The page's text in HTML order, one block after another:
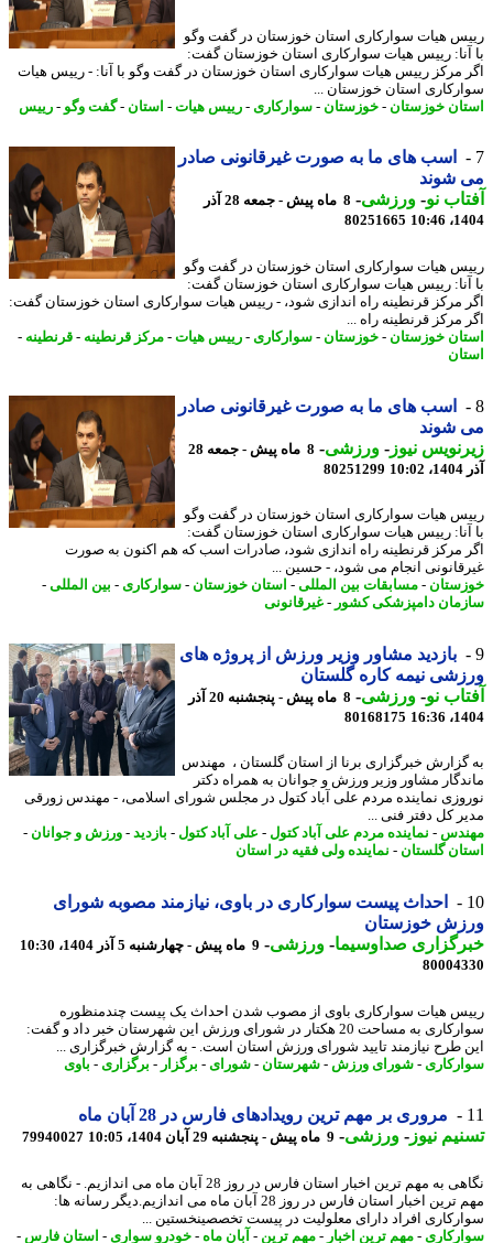
هیات سوارکاری استان خوزستان در گفت وگو
رییس هیات سوارکاری استان خوزستان گفت:
مرکز رییس هیات سوارکاری استان خوزستان در گفت وگو با آنا: - رییس هیات
استان خوزستان ...
خوزستان-خوزستان-سوارکاری- رییس هیات-استان-گفت وگو-رییس
اسب های ما به صورت غیرقانونی صادر
شوند
نو- ورزشی-
8 ماه پیش - جمعه 28 آذر
80251665
هیات سوارکاری استان خوزستان در گفت وگو
رییس هیات سوارکاری استان خوزستان گفت:
مرکز قرنطینه راه اندازی شود، - رییس هیات سوارکاری استان خوزستان گفت:
مرکز قرنطینه راه ...
خوزستان-خوزستان-سوارکاری- رییس هیات-مرکز قرنطینه-قرنطینه-
اسب های ما به صورت غیرقانونی صادر
شوند
نیوز-ورزشی-
8 ماه پیش - جمعه 28
80251299
هیات سوارکاری استان خوزستان در گفت وگو
رییس هیات سوارکاری استان خوزستان گفت:
مرکز قرنطینه راه اندازی شود، صادرات اسب که هم اکنون به صورت
انجام می شود، - حسین ...
-مسابقات بین المللی-استان خوزستان-سوارکاری- بین المللی-
دامپزشکی کشور-غیرقانونی
بازدید مشاور وزیر ورزش از پروژه های
نیمه کاره گلستان
نو- ورزشی-
8 ماه پیش - پنجشنبه 20 آذر
80168175
خبرگزاری برنا از استان گلستان ، مهندس
مشاور وزیر ورزش و جوانان به همراه دکتر
نماینده مردم علی آباد کتول در مجلس شورای اسلامی، - مهندس زورقی
کل دفتر فنی ...
-نماینده مردم علی آباد کتول-علی آباد کتول-بازدید-ورزش و جوانان-
گلستان-نماینده ولی فقیه در استان
احداث پیست سوارکاری در باوی، نیازمند مصوبه شورای
خوزستان
صداوسیما-ورزشی-9 ماه پیش - چهارشنبه 5 آذر 1404، 10:30
هیات سوارکاری باوی از مصوب شدن احداث یک پیست چندمنظوره
سوارکاری به مساحت 20 هکتار در شورای ورزش این شهرستان خبر داد و گفت:
طرح نیازمند تایید شورای ورزش استان است. - به گزارش خبرگزاری ...
- شورای ورزش -شهرستان-شورای- برگزار - برگزاری - باوی
مروری بر مهم ترین رویدادهای فارس در 28 آبان ماه
نیوز-ورزشی-9 ماه پیش - پنجشنبه 29 آبان 1404، 10:05 79940027
نگاهی به مهم ترین اخبار استان فارس در روز 28 آبان ماه می اندازیم. - نگاهی به
مهم ترین اخبار استان فارس در روز 28 آبان ماه می اندازیم.دیگر رسانه ها:
افراد دارای معلولیت در پیست تخصصینخستین ...
- مهم ترین اخبار -مهم ترین- آبان ماه-خودرو سواری- استان فارس-